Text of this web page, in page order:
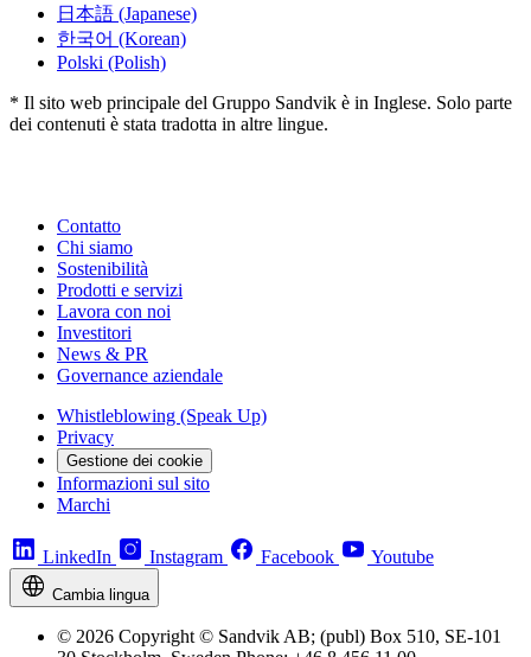
日本語 (Japanese)
한국어 (Korean)
Polski (Polish)
* Il sito web principale del Gruppo Sandvik è in Inglese. Solo parte
dei contenuti è stata tradotta in altre lingue.
Contatto
Chi siamo
Sostenibilità
Prodotti e servizi
Lavora con noi
Investitori
News & PR
Governance aziendale
Whistleblowing (Speak Up)
Privacy
Gestione dei cookie
Informazioni sul sito
Marchi
LinkedIn Instagram Facebook Youtube
Cambia lingua
© 2026 Copyright © Sandvik AB; (publ) Box 510, SE-101